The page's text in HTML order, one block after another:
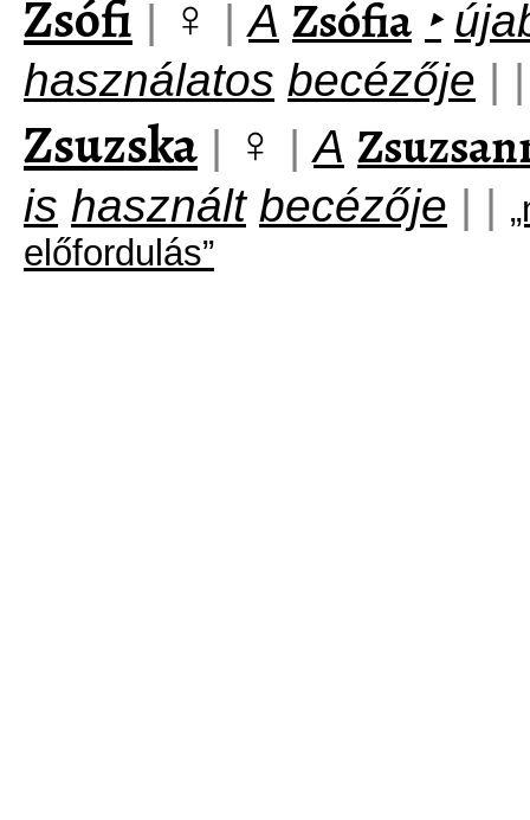
Zsófi | ♀ | A Zsófia ‣
használatos becézője | |
Zsuzska | ♀ | A
is használt becézője | |
előfordulás”